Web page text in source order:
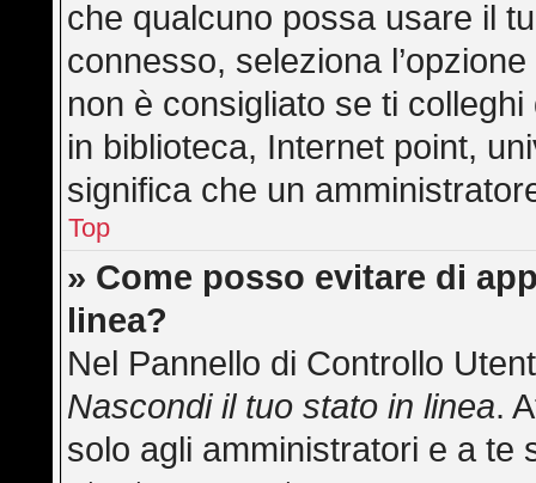
che qualcuno possa usare il
connesso, seleziona
non è consigliato se ti
in biblioteca, Internet point,
significa che un
Top
» Come posso evitare di
linea?
Nel Pannello di Controllo
Nascondi il tuo stato in linea.
solo agli amministratori e a te